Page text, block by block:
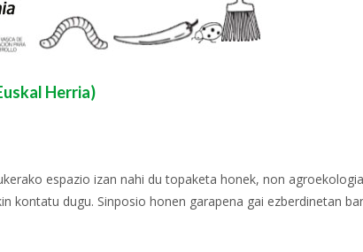
Herria)
espazio izan nahi du topaketa honek, non
dugu. Sinposio honen garapena gai ezberdinetan